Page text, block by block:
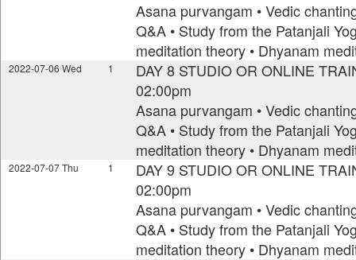
Asana purvangam • Vedic
Q&A • Study from the Patanjali
meditation theory • Dhyanam
2022-07-06 Wed 1
DAY 8 STUDIO OR ONLINE
02:00pm
Asana purvangam • Vedic
Q&A • Study from the Patanjali
meditation theory • Dhyanam
2022-07-07 Thu 1
DAY 9 STUDIO OR ONLINE
02:00pm
Asana purvangam • Vedic
Q&A • Study from the Patanjali
meditation theory • Dhyanam